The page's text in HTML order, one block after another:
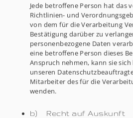
Jede betroffene Person hat das
Richtlinien- und
von dem für die Verarbeitung
Bestätigung darüber zu
personenbezogene Daten
eine betroffene Person dieses
Anspruch nehmen, kann sie
unseren
Mitarbeiter des für die
wenden.
b) Recht auf Auskunft